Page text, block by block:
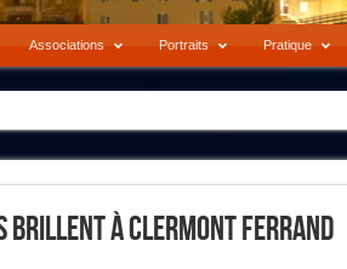
Associations Portraits Pratique
Brillent À Clermont Ferrand